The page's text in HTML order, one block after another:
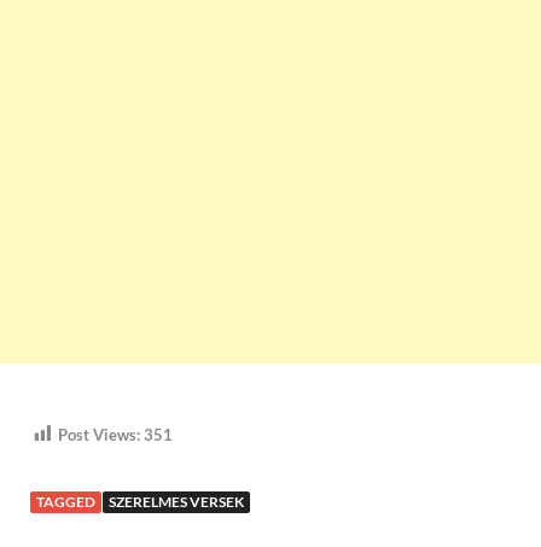
Post Views:351
TAGGED SZERELMES VERSEK